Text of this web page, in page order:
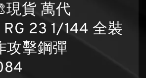
現貨 萬代
RG 23 1/144 全裝
攻擊鋼彈